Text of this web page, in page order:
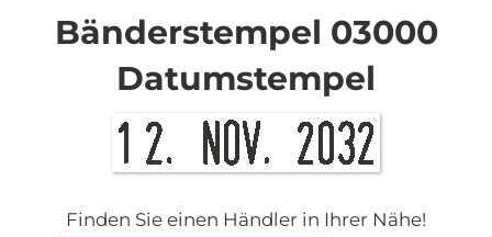
BildgalerieBänderstempel 03000
Datumstempel
Finden Sie einen Händler in Ihrer Nähe!